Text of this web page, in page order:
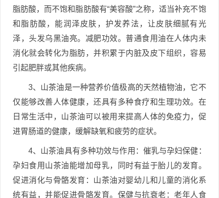
脂肪酸，而不饱和脂肪酸有“美容酸”之称，适当补充不饱
和脂肪酸，能润泽皮肤，护发养法，让皮肤细腻有光
泽，头发乌黑油亮。减肥功效。普通食用油在人体内未
消化就会转化为脂肪，并积累于内脏及皮下组织，容易
引起肥胖或其他疾病。
3、山茶油是一种营养价值极高的天然植物油，它不
仅能够改善人体健康，还具有多种食疗和生理功效。在
日常生活中，山茶油可以被用来提高人体的免疫力，促
进胃肠道的健康，缓解缺氧和疲劳的症状。
4、山茶油具有多种功效与作用：催乳与孕妇保健：
孕妇食用山茶油能增加母乳，同时有益于胎儿的发育。
促进消化与骨骼发育：山茶油对婴幼儿和儿童的消化系
统有益，并能促进骨骼发育。保健与抗衰老：老年人食